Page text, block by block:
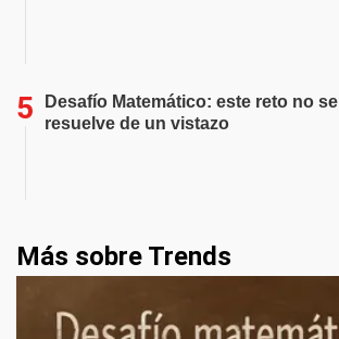
Desafío Matemático: este reto no se
resuelve de un vistazo
Más sobre Trends